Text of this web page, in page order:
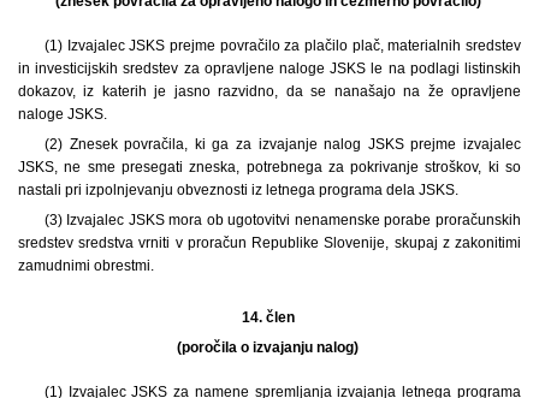
(1) Izvajalec JSKS prejme povračilo za plačilo plač, materialnih sredstev
in investicijskih sredstev za opravljene naloge JSKS le na podlagi listinskih
dokazov, iz katerih je jasno razvidno, da se nanašajo na že opravljene
naloge JSKS.
(2) Znesek povračila, ki ga za izvajanje nalog JSKS prejme izvajalec
JSKS, ne sme presegati zneska, potrebnega za pokrivanje stroškov, ki so
nastali pri izpolnjevanju obveznosti iz letnega programa dela JSKS.
(3) Izvajalec JSKS mora ob ugotovitvi nenamenske porabe proračunskih
sredstev sredstva vrniti v proračun Republike Slovenije, skupaj z zakonitimi
zamudnimi obrestmi.
14. člen
(poročila o izvajanju nalog)
(1) Izvajalec JSKS za namene spremljanja izvajanja letnega programa